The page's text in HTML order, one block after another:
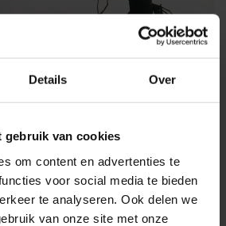
Details Over
gebruik van cookies
om content en advertenties te
voor social media te bieden
te analyseren. Ook delen we
van onze site met onze